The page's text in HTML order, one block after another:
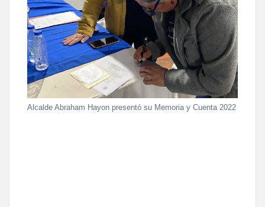
Alcalde Abraham Hayon presentó su Memoria y Cuenta 2022